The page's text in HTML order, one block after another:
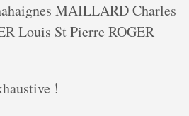
MAILLARD Charles
Louis St Pierre ROGER
!